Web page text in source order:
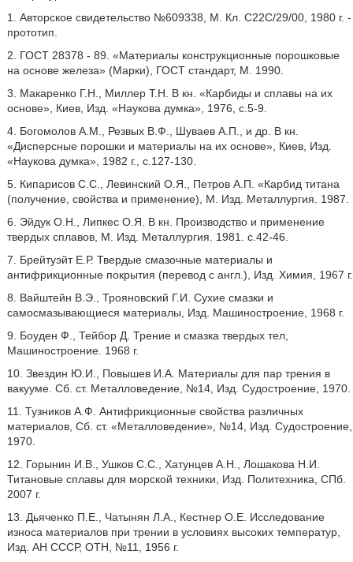
1. Авторское свидетельство №609338, М. Кл. С22С/29/00, 1980 г. -
прототип.
2. ГОСТ 28378 - 89. «Материалы конструкционные порошковые
на основе железа» (Марки), ГОСТ стандарт, М. 1990.
3. Макаренко Г.Н., Миллер Т.Н. В кн. «Карбиды и сплавы на их
основе», Киев, Изд. «Наукова думка», 1976, с.5-9.
4. Богомолов A.M., Резвых В.Ф., Шуваев А.П., и др. В кн.
«Дисперсные порошки и материалы на их основе», Киев, Изд.
«Наукова думка», 1982 г., с.127-130.
5. Кипарисов С.С., Левинский О.Я., Петров А.П. «Карбид титана
(получение, свойства и применение), М. Изд. Металлургия. 1987.
6. Эйдук О.Н., Липкес О.Я. В кн. Производство и применение
твердых сплавов, М. Изд. Металлургия. 1981. с.42-46.
7. Брейтуэйт Е.Р. Твердые смазочные материалы и
антифрикционные покрытия (перевод с англ.), Изд. Химия, 1967 г.
8. Вайштейн В.Э., Трояновский Г.И. Сухие смазки и
самосмазывающиеся материалы, Изд. Машиностроение, 1968 г.
9. Боуден Ф., Тейбор Д. Трение и смазка твердых тел,
Машиностроение. 1968 г.
10. Звездин Ю.И., Повышев И.А. Материалы для пар трения в
вакууме. Сб. ст. Металловедение, №14, Изд. Судостроение, 1970.
11. Тузников А.Ф. Антифрикционные свойства различных
материалов, Сб. ст. «Металловедение», №14, Изд. Судостроение,
1970.
12. Горынин И.В., Ушков С.С., Хатунцев А.Н., Лошакова Н.И.
Титановые сплавы для морской техники, Изд. Политехника, СПб.
2007 г.
13. Дьяченко П.Е., Чатынян Л.А., Кестнер О.Е. Исследование
износа материалов при трении в условиях высоких температур,
Изд. АН СССР, ОТН, №11, 1956 г.